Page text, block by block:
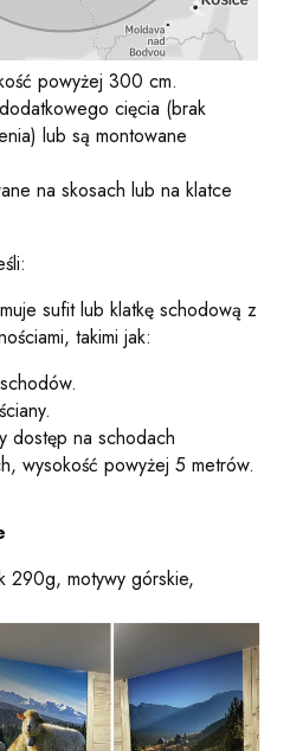
powyżej 300 cm.
cięcia (brak
lub są montowane
na skosach lub na klatce
sufit lub klatkę schodową z
takimi jak:
dostęp na schodach
wysokość powyżej 5 metrów.
290g, motywy górskie,